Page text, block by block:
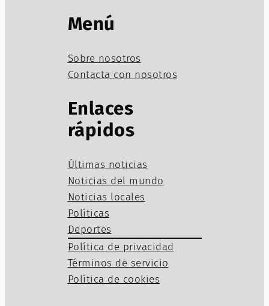
Menú
Sobre nosotros
Contacta con nosotros
Enlaces
rápidos
Últimas noticias
Noticias del mundo
Noticias locales
Políticas
Deportes
Política de privacidad
Términos de servicio
Política de cookies